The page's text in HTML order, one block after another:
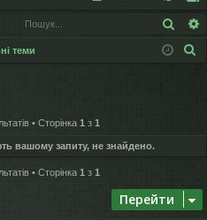
хі
д
еє
ст
теми
• Сторінка 1 з 1
вашому запиту, не знайдено.
• Сторінка 1 з 1
Перейти